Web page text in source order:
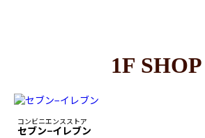
1F SHOP
コンビニエンスストア
セブン−イレブン